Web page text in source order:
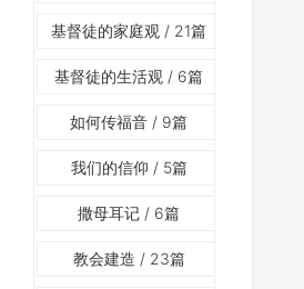
基督徒的家庭观 / 21篇
基督徒的生活观 / 6篇
如何传福音 / 9篇
我们的信仰 / 5篇
撒母耳记 / 6篇
教会建造 / 23篇